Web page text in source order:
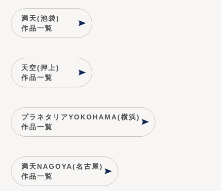
満天(池袋)
作品一覧
天空(押上)
作品一覧
プラネタリアYOKOHAMA(横浜)
作品一覧
満天NAGOYA(名古屋)
作品一覧